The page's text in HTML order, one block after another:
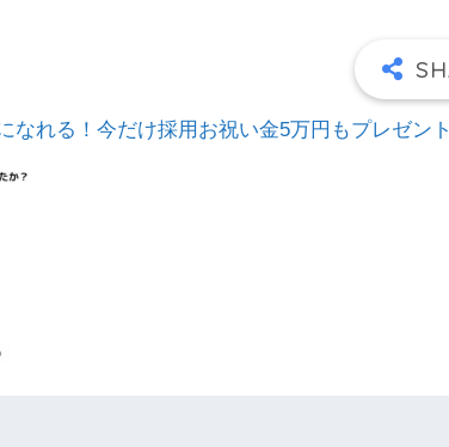
なれる！今だけ採用お祝い金5万円もプレゼント